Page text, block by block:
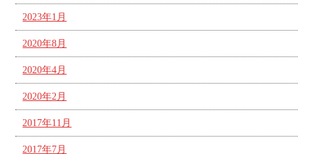
2023年1月
2020年8月
2020年4月
2020年2月
2017年11月
2017年7月